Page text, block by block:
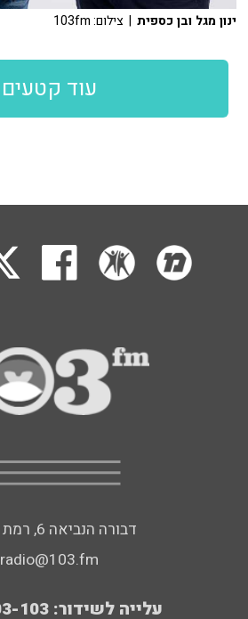
ינון מגל ובן כספית | צילום: 103fm
עוד קטעים
דבורה הנביאה 6, רמת השרון
radio@103.fm
עלייה לשידור: 0552-103-103